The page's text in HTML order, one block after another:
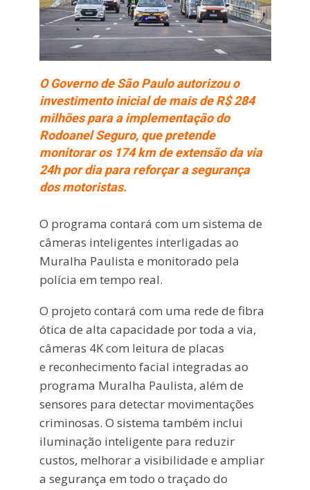
O Governo de São Paulo autorizou o
investimento inicial de mais de R$ 284
milhões para a implementação do
Rodoanel Seguro, que pretende
monitorar os 174 km de extensão da via
24h por dia para reforçar a segurança
dos motoristas.
O programa contará com um sistema de
câmeras inteligentes interligadas ao
Muralha Paulista e monitorado pela
polícia em tempo real.
O projeto contará com uma rede de fibra
ótica de alta capacidade por toda a via,
câmeras 4K com leitura de placas
e reconhecimento facial integradas ao
programa Muralha Paulista, além de
sensores para detectar movimentações
criminosas. O sistema também inclui
iluminação inteligente para reduzir
custos, melhorar a visibilidade e ampliar
a segurança em todo o traçado do